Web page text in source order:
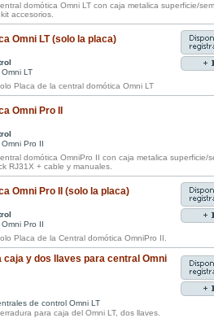
domótica Omni LT con caja metalica superficie/
accesorios.
Omni LT (solo la placa)
LT
Placa de la central domótica Omni LT
Omni Pro II
Pro II
domótica OmniPro II con caja metalica superficie/
RJ31X + cable y manuales.
Omni Pro II (solo la placa)
Pro II
Placa de la Central domótica OmniPro II.
caja y dos llaves para central Omni
de control Omni LT
para caja del Omni LT, dos llaves.